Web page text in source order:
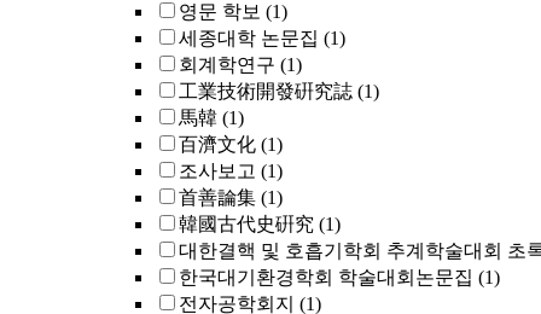
영문 학보 (1)
세종대학 논문집 (1)
회계학연구 (1)
工業技術開發硏究誌 (1)
馬韓 (1)
百濟文化 (1)
조사보고 (1)
首善論集 (1)
韓國古代史硏究 (1)
대한결핵 및 호흡기학회 추계학술대회 초
한국대기환경학회 학술대회논문집 (1)
전자공학회지 (1)